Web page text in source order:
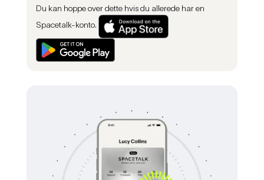
Du kan hoppe over dette hvis du allerede har en
Spacetalk-konto.